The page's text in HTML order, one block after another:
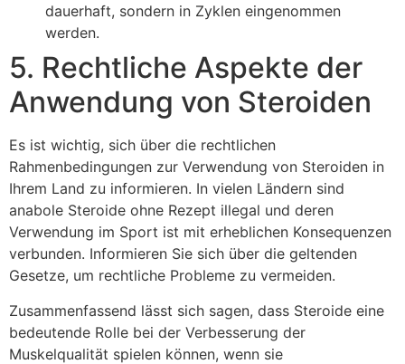
dauerhaft, sondern in Zyklen eingenommen
werden.
5. Rechtliche Aspekte der
Anwendung von Steroiden
Es ist wichtig, sich über die rechtlichen
Rahmenbedingungen zur Verwendung von Steroiden in
Ihrem Land zu informieren. In vielen Ländern sind
anabole Steroide ohne Rezept illegal und deren
Verwendung im Sport ist mit erheblichen Konsequenzen
verbunden. Informieren Sie sich über die geltenden
Gesetze, um rechtliche Probleme zu vermeiden.
Zusammenfassend lässt sich sagen, dass Steroide eine
bedeutende Rolle bei der Verbesserung der
Muskelqualität spielen können, wenn sie